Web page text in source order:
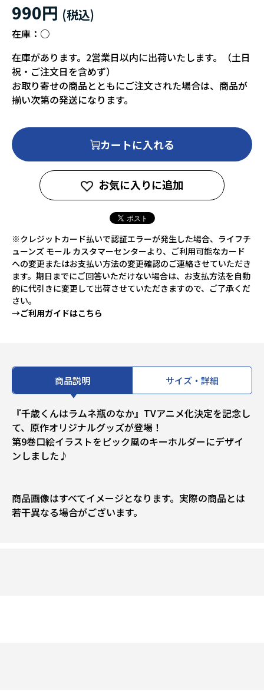
990円
在庫： ○
在庫があります。2営業日以内に出荷いたします。（土日
祝・ご注文日を含めず）
お取り寄せの商品とともにご注文された場合は、商品が
揃い次第の発送になります。
カートに入れる
お気に入りに追加
※クレジットカード払いで認証エラーが発生した場合、ライフチ
ューンズ モール カスタマーセンターより、ご利用可能なカード
への変更またはお支払い方法の変更確認のご連絡させていただき
ます。期日までにご回答いただけない場合は、お支払方法を自動
的に代引きに変更して出荷させていただきますので、ご了承くだ
さい。
→ご利用ガイドはこちら
商品説明 サイズ・詳細
『千歳くんはラムネ瓶のなか』TVアニメ化決定を記念し
て、原作オリジナルグッズが登場！
第9巻口絵イラストをピック風のキーホルダーにデザイ
ンしました♪
商品画像はすべてイメージとなります。実際の商品とは
若干異なる場合がございます。